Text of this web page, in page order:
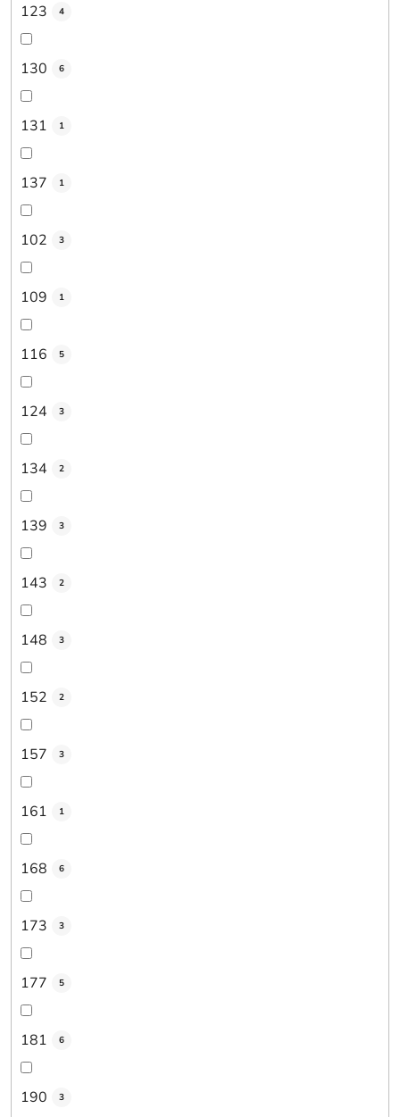
123 4
130 6
131 1
137 1
102 3
109 1
116 5
124 3
134 2
139 3
143 2
148 3
152 2
157 3
161 1
168 6
173 3
177 5
181 6
190 3